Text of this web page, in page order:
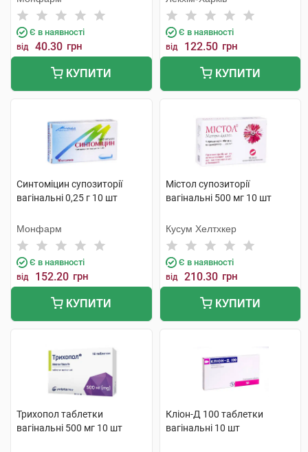
Є в наявності
від 40.30 грн
КУПИТИ
Є в наявності
від 122.50 грн
КУПИТИ
Синтоміцин супозиторії
вагінальні 0,25 г 10 шт
Монфарм
Є в наявності
від 152.20 грн
КУПИТИ
Містол супозиторії
вагінальні 500 мг 10 шт
Кусум Хелтхкер
Є в наявності
від 210.30 грн
КУПИТИ
Трихопол таблетки
вагінальні 500 мг 10 шт
Кліон-Д 100 таблетки
вагінальні 10 шт